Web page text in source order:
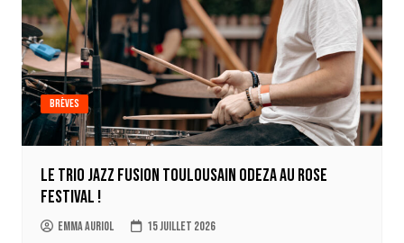
Brèves
Le trio jazz fusion toulousain ODEZA au Rose
Festival !
Emma Auriol 15 juillet 2026